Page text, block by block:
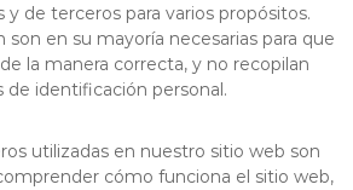
y de terceros para varios propósitos.
son en su mayoría necesarias para que
la manera correcta, y no recopilan
de identificación personal.
utilizadas en nuestro sitio web son
cómo funciona el sitio web,